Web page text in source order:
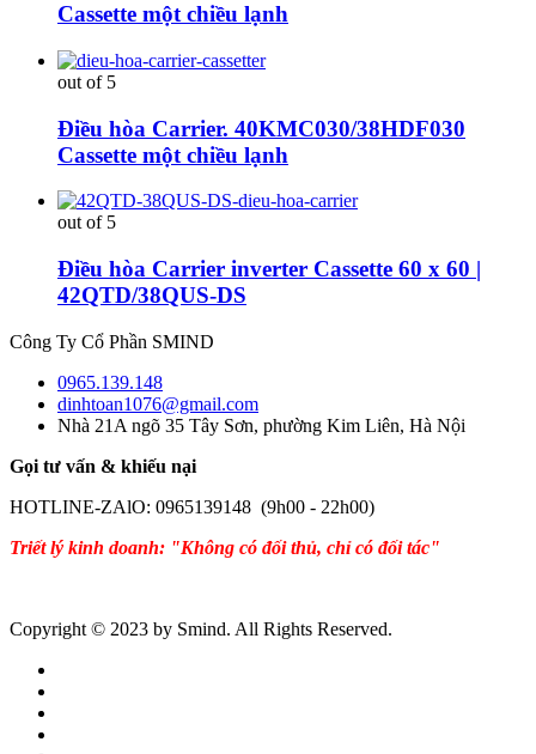
Cassette một chiều lạnh
out of 5
Điều hòa Carrier. 40KMC030/38HDF030
Cassette một chiều lạnh
out of 5
Điều hòa Carrier inverter Cassette 60 x 60 |
42QTD/38QUS-DS
Công Ty Cổ Phần SMIND
0965.139.148
dinhtoan1076@gmail.com
Nhà 21A ngõ 35 Tây Sơn, phường Kim Liên, Hà Nội
Gọi tư vấn & khiếu nại
HOTLINE-ZAlO: 0965139148 (9h00 - 22h00)
Triết lý kinh doanh: "Không có đối thủ, chỉ có đối tác"
Copyright © 2023 by Smind. All Rights Reserved.